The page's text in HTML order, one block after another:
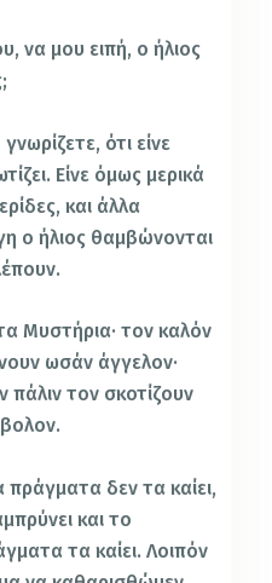
να μου ειπή, ο ήλιος
ότι είνε
Είνε όμως μερικά
και άλλα
ο ήλιος θαμβώνονται
Μυστήρια· τον καλόν
ωσάν άγγελον·
τον σκοτίζουν
δεν τα καίει,
και το
τα καίει. Λοιπόν